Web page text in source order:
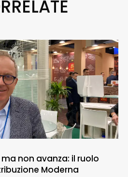
non avanza: il ruolo
Moderna